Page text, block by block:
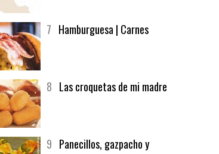
afuegolentoempleo.com